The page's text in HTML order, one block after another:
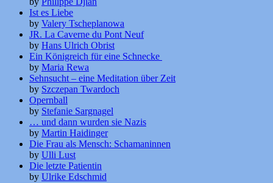
Ist es Liebe
by Valery Tscheplanowa
JR. La Caverne du Pont Neuf
by Hans Ulrich Obrist
Ein Königreich für eine Schnecke
by Maria Rewa
Sehnsucht – eine Meditation über Zeit
by Szczepan Twardoch
Opernball
by Stefanie Sargnagel
… und dann wurden sie Nazis
by Martin Haidinger
Die Frau als Mensch: Schamaninnen
by Ulli Lust
Die letzte Patientin
by Ulrike Edschmid